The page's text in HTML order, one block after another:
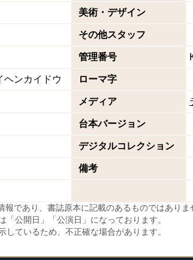
美術・デザイン
その他スタッフ
管理番号
ヘンカイドウ ローマ字
メディア
台本バージョン
デジタルコレクション
備考
であり、書誌原本に記載のあるものではありま
公開日」「公演日」になっております。
ているため、不正確な場合があります。